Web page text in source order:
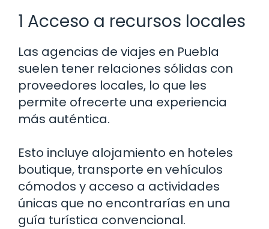
1 Acceso a recursos locales
Las agencias de viajes en Puebla
suelen tener relaciones sólidas con
proveedores locales, lo que les
permite ofrecerte una experiencia
más auténtica.
Esto incluye alojamiento en hoteles
boutique, transporte en vehículos
cómodos y acceso a actividades
únicas que no encontrarías en una
guía turística convencional.